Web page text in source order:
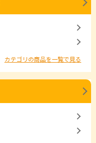
カテゴリの商品を一覧で見る